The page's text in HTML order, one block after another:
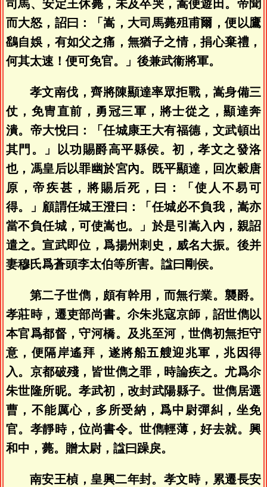
司馬、安定王休薨，未及卒哭，嵩便遊田。帝聞
而大怒，詔曰：「嵩，大司馬薨殂甫爾，便以鷹
鷂自娛，有如父之痛，無猶子之情，捐心棄禮，
何其太速！便可免官。」後兼武衞將軍。
孝文南伐，齊將陳顯達率眾拒戰，嵩身備三
仗，免冑直前，勇冠三軍，將士從之，顯達奔
潰。帝大悅曰：「任城康王大有福德，文武頓出
其門。」以功賜爵高平縣侯。初，孝文之發洛
也，馮皇后以罪幽於宮內。既平顯達，回次穀唐
原，帝疾甚，將賜后死，曰：「使人不易可
得。」顧謂任城王澄曰：「任城必不負我，嵩亦
當不負任城，可使嵩也。」於是引嵩入內，親詔
遣之。宣武即位，爲揚州刺史，威名大振。後并
妻穆氏爲蒼頭李太伯等所害。諡曰剛侯。
第二子世儁，頗有幹用，而無行業。襲爵。
孝莊時，遷吏部尚書。尒朱兆寇京師，詔世儁以
本官爲都督，守河橋。及兆至河，世儁初無拒守
意，便隔岸遙拜，遂將船五艘迎兆軍，兆因得
入。京都破殘，皆世儁之罪，時論疾之。尤爲尒
朱世隆所昵。孝武初，改封武陽縣子。世儁居選
曹，不能厲心，多所受納，爲中尉彈糾，坐免
官。孝靜時，位尚書令。世儁輕薄，好去就。興
和中，薨。贈太尉，諡曰躁戾。
南安王楨，皇興二年封。孝文時，累遷長安